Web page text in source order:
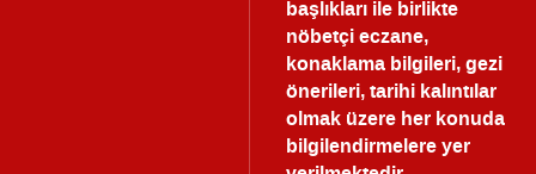
başlıkları ile birlikte
nöbetçi eczane,
konaklama bilgileri, gezi
önerileri, tarihi kalıntılar
olmak üzere her konuda
bilgilendirmelere yer